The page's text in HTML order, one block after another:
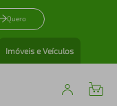
Quero
Imóveis e Veículos